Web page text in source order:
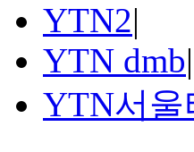
YTN2|
YTN dmb|
YTN서울